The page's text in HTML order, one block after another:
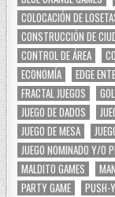
COLOCACIÓN DE
CONSTRUCCIÓN DE
CONTROL DE ÁREA
ECONOMÍA
EDGE
FRACTAL JUEGOS
JUEGO DE DADOS
JUEGO DE MESA
JUEGO NOMINADO Y/O
MALDITO GAMES
PARTY GAME
PUSH-